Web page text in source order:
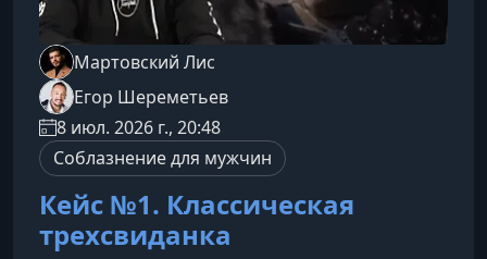
Мартовский Лис
Егор Шереметьев
8 июл. 2026 г., 20:48
Соблазнение для мужчин
Кейс №1. Классическая
трехсвиданка